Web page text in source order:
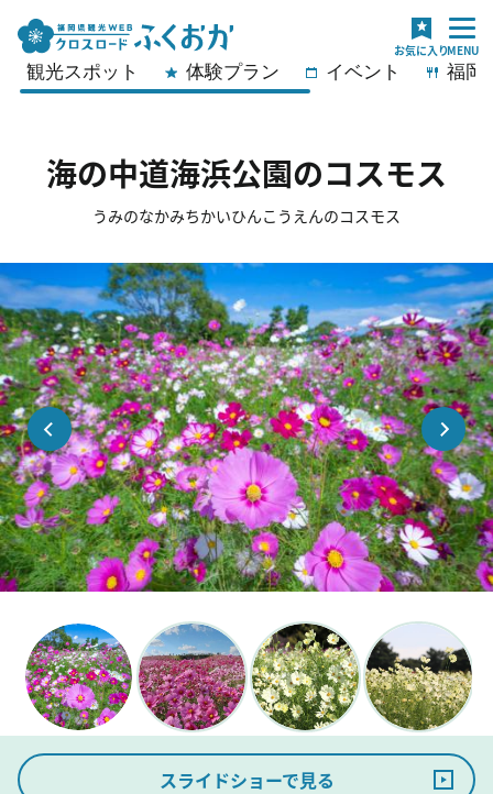
観光スポット 体験プラン イベント 福岡
海の中道海浜公園のコスモス
うみのなかみちかいひんこうえんのコスモス
スライドショーで見る